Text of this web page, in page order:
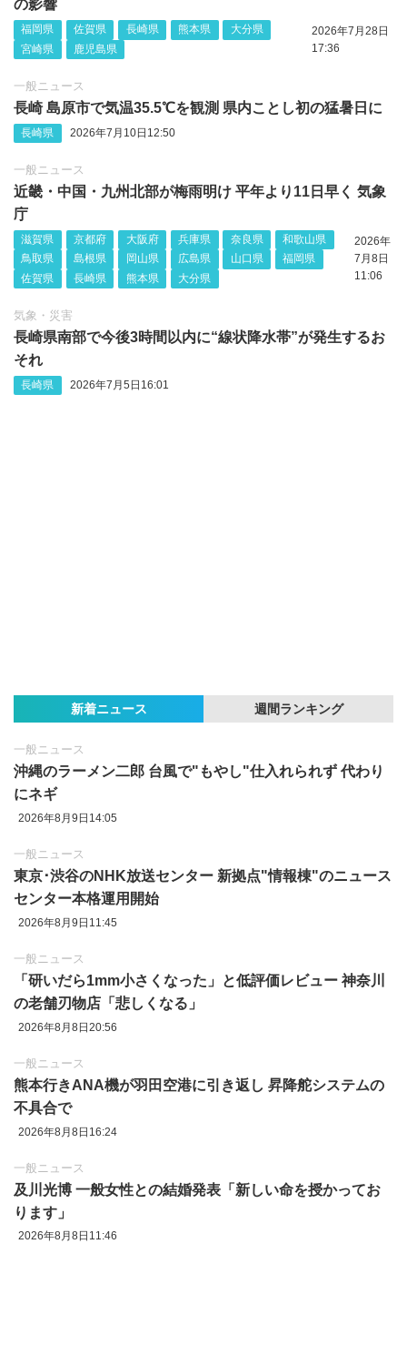
の影響
福岡県 佐賀県 長崎県 熊本県
大分県
宮崎県
鹿児島県
2026年7月28日
17:36
一般ニュース
長崎 島原市で気温35.5℃を観測 県内ことし初の猛暑日に
長崎県 2026年7月10日12:50
一般ニュース
近畿・中国・九州北部が梅雨明け 平年より11日早く 気象
庁
滋賀県 京都府 大阪府 兵庫県 奈良県
和歌山県
鳥取県
島根県 岡山県 広島県 山口県
福岡県
佐賀県
長崎県 熊本県 大分県
2026年
7月8日
11:06
気象・災害
長崎県南部で今後3時間以内に“線状降水帯”が発生するお
それ
長崎県 2026年7月5日16:01
新着ニュース 週間ランキング
一般ニュース
沖縄のラーメン二郎 台風で"もやし"仕入れられず 代わり
にネギ
2026年8月9日14:05
一般ニュース
東京‪･‬渋谷のNHK放送センター 新拠点"情報棟"のニュース
センター本格運用開始
2026年8月9日11:45
一般ニュース
「研いだら1mm小さくなった」と低評価レビュー 神奈川
の老舗刃物店「悲しくなる」
2026年8月8日20:56
一般ニュース
熊本行きANA機が羽田空港に引き返し 昇降舵システムの
不具合で
2026年8月8日16:24
一般ニュース
及川光博 一般女性との結婚発表「新しい命を授かってお
ります」
2026年8月8日11:46